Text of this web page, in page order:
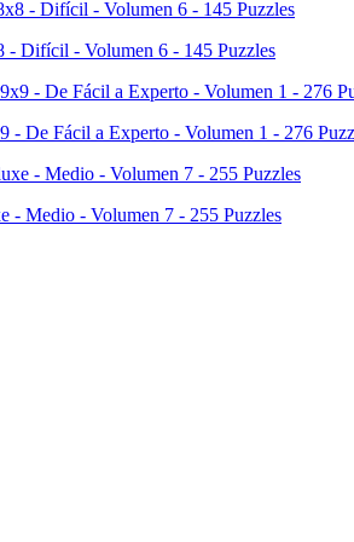
- Difícil - Volumen 6 - 145 Puzzles
- De Fácil a Experto - Volumen 1 - 276
- Medio - Volumen 7 - 255 Puzzles